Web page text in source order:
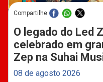
Compartilhe
O legado do Led
celebrado em
Zep na Suhai
08 de agosto 2026